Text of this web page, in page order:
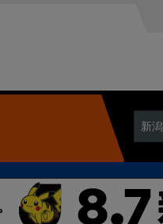
新潟